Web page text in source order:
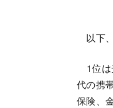
以下
1位は
代の携
保険、